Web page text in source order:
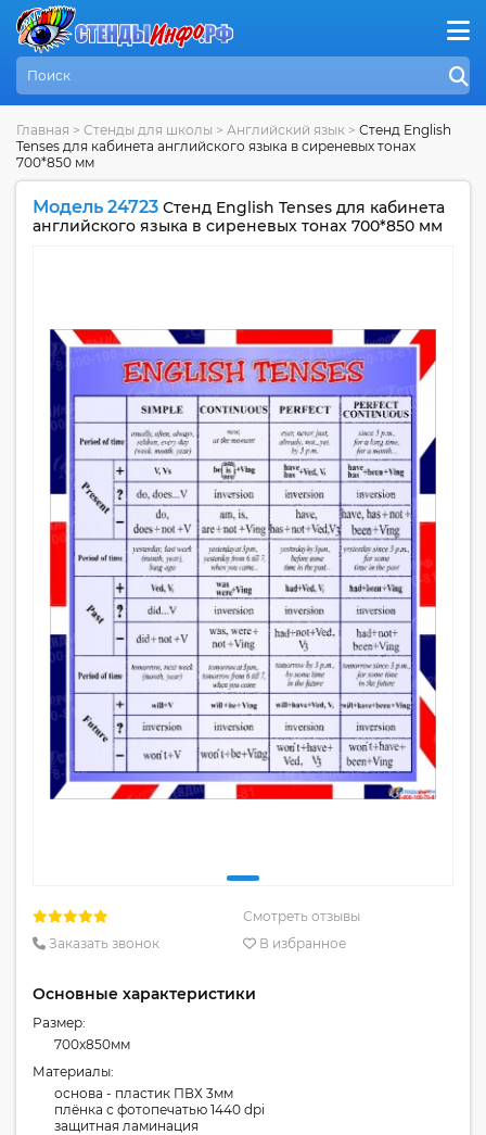
Главная > Стенды для школы > Английский язык > Стенд English
Tenses для кабинета английского языка в сиреневых тонах
700*850 мм
Модель 24723 Стенд English Tenses для кабинета
английского языка в сиреневых тонах 700*850 мм
Смотреть отзывы
Заказать звонок
В избранное
Основные характеристики
Размер:
700x850мм
Материалы:
основа - пластик ПВХ 3мм
плёнка с фотопечатью 1440 dpi
защитная ламинация